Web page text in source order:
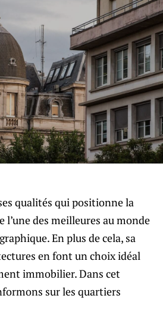
qualités qui positionne la
l’une des meilleures au monde
En plus de cela, sa
en font un choix idéal
immobilier. Dans cet
sur les quartiers